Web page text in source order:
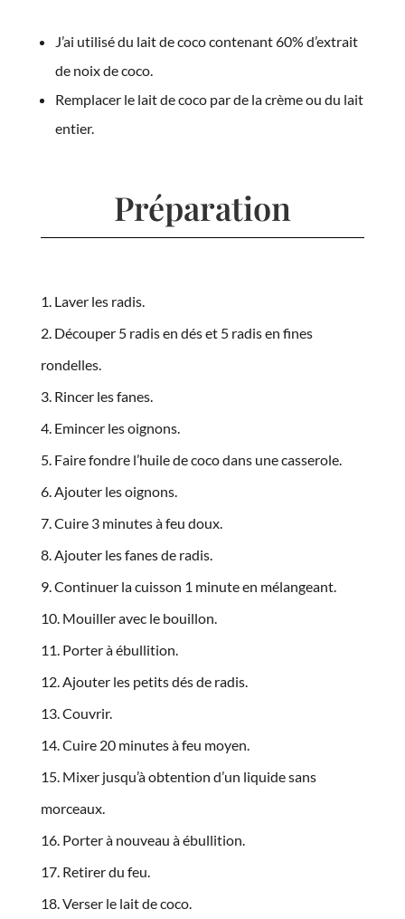
J’ai utilisé du lait de coco contenant 60% d’extrait
de noix de coco.
Remplacer le lait de coco par de la crème ou du lait
entier.
Préparation
Laver les radis.
Découper 5 radis en dés et 5 radis en fines
rondelles.
Rincer les fanes.
Emincer les oignons.
Faire fondre l’huile de coco dans une casserole.
Ajouter les oignons.
Cuire 3 minutes à feu doux.
Ajouter les fanes de radis.
Continuer la cuisson 1 minute en mélangeant.
Mouiller avec le bouillon.
Porter à ébullition.
Ajouter les petits dés de radis.
Couvrir.
Cuire 20 minutes à feu moyen.
Mixer jusqu’à obtention d’un liquide sans
morceaux.
Porter à nouveau à ébullition.
Retirer du feu.
Verser le lait de coco.